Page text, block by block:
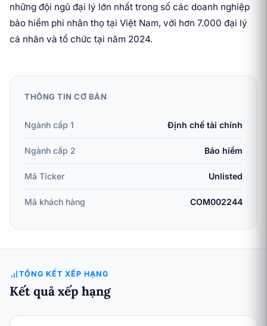
những đội ngũ đại lý lớn nhất trong số các doanh nghiệp
bảo hiểm phi nhân thọ tại Việt Nam, với hơn 7.000 đại lý
cá nhân và tổ chức tại năm 2024.
THÔNG TIN CƠ BẢN
Ngành cấp 1 Định chế tài chính
Ngành cấp 2 Bảo hiểm
Mã Ticker Unlisted
Mã khách hàng COM002244
TỔNG KẾT XẾP HẠNG
Kết quả xếp hạng